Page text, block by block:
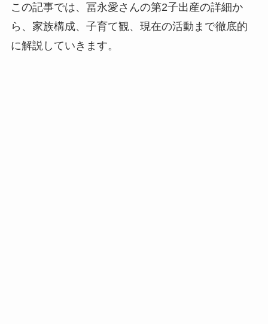
この記事では、冨永愛さんの第2子出産の詳細か
ら、家族構成、子育て観、現在の活動まで徹底的
に解説していきます。